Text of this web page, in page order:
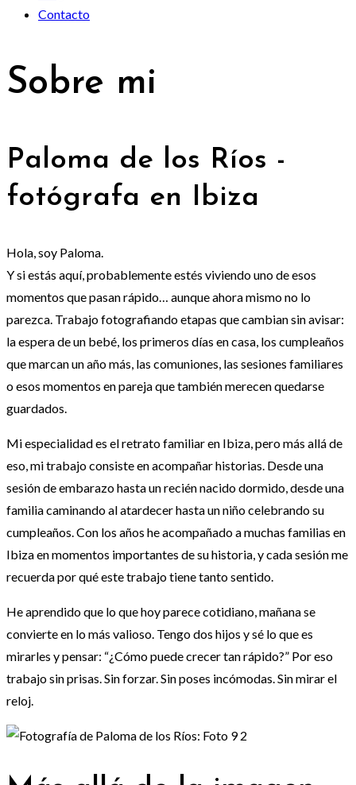
Contacto
Sobre mi
Paloma de los Ríos -
fotógrafa en Ibiza
Hola, soy Paloma.
Y si estás aquí, probablemente estés viviendo uno de esos
momentos que pasan rápido… aunque ahora mismo no lo
parezca. Trabajo fotografiando etapas que cambian sin avisar:
la espera de un bebé, los primeros días en casa, los cumpleaños
que marcan un año más, las comuniones, las sesiones familiares
o esos momentos en pareja que también merecen quedarse
guardados.
Mi especialidad es el retrato familiar en Ibiza, pero más allá de
eso, mi trabajo consiste en acompañar historias. Desde una
sesión de embarazo hasta un recién nacido dormido, desde una
familia caminando al atardecer hasta un niño celebrando su
cumpleaños. Con los años he acompañado a muchas familias en
Ibiza en momentos importantes de su historia, y cada sesión me
recuerda por qué este trabajo tiene tanto sentido.
He aprendido que lo que hoy parece cotidiano, mañana se
convierte en lo más valioso. Tengo dos hijos y sé lo que es
mirarles y pensar: “¿Cómo puede crecer tan rápido?” Por eso
trabajo sin prisas. Sin forzar. Sin poses incómodas. Sin mirar el
reloj.